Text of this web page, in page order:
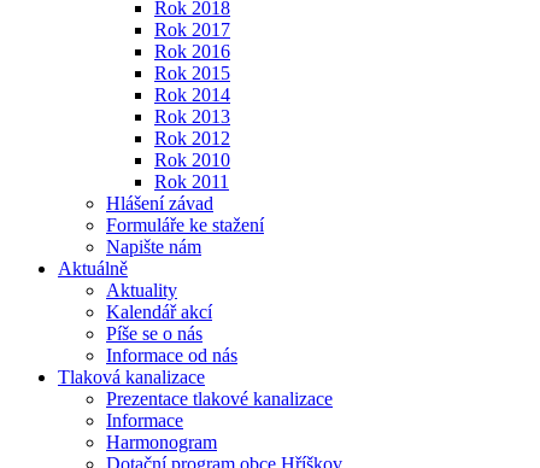
Rok 2018
Rok 2017
Rok 2016
Rok 2015
Rok 2014
Rok 2013
Rok 2012
Rok 2010
Rok 2011
Hlášení závad
Formuláře ke stažení
Napište nám
Aktuálně
Aktuality
Kalendář akcí
Píše se o nás
Informace od nás
Tlaková kanalizace
Prezentace tlakové kanalizace
Informace
Harmonogram
Dotační program obce Hříškov